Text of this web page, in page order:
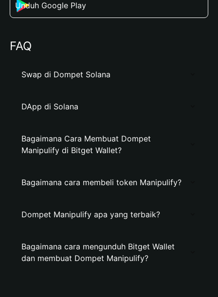
Unduh Google Play
FAQ
Swap di Dompet Solana
DApp di Solana
Bagaimana Cara Membuat Dompet
Manipulify di Bitget Wallet?
Bagaimana cara membeli token Manipulify?
Dompet Manipulify apa yang terbaik?
Bagaimana cara mengunduh Bitget Wallet
dan membuat Dompet Manipulify?